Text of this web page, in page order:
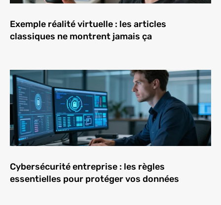
Exemple réalité virtuelle : les articles
classiques ne montrent jamais ça
Cybersécurité entreprise : les règles
essentielles pour protéger vos données